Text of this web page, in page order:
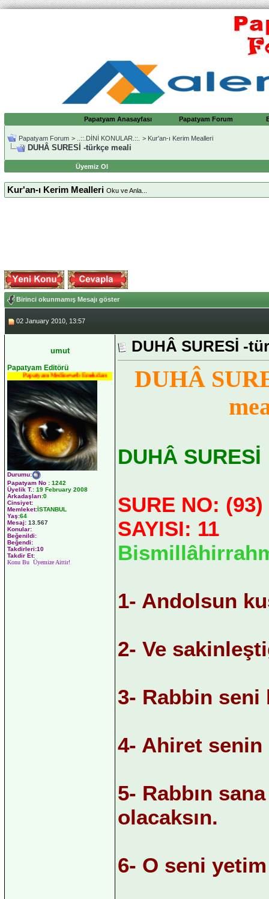
Papatyam Anasayfası Papatyam Forum
Papatyam Forum > ..::.DİNİ KONULAR.::. > Kur'an-ı Kerim Mealleri
DUHÂ SURESİ -türkçe meali
Üyemiz Ol
Kur'an-ı Kerim Mealleri Oku ve Anla...
Birinci okunmamış Mesajı göster
02 January 2010, 13:57
umut
Papatyam Editörü
Papatyam Medineweb Emekdarı
Durumu:
Papatyam No : 1242
Üyelik T.: 19 February 2008
Arkadaşları:0
Cinsiyet:
Memleket:İSTANBUL
Yaş:64
Mesaj: 13.567
Konular:
Beğenildi:
Beğendi:
Takdirleri:10
Takdir Et:
Konu Bu Üyemize Aittir!
DUHÂ SURESİ -
DUHÂ
DUHÂ SURESİ
SURE NO: (93)
SAYISI: 11
1- Andolsun
2- Ve
3- Rabbin seni
4- Ahiret senin
5- Rabbın
olacaksın.
6- O seni yetim